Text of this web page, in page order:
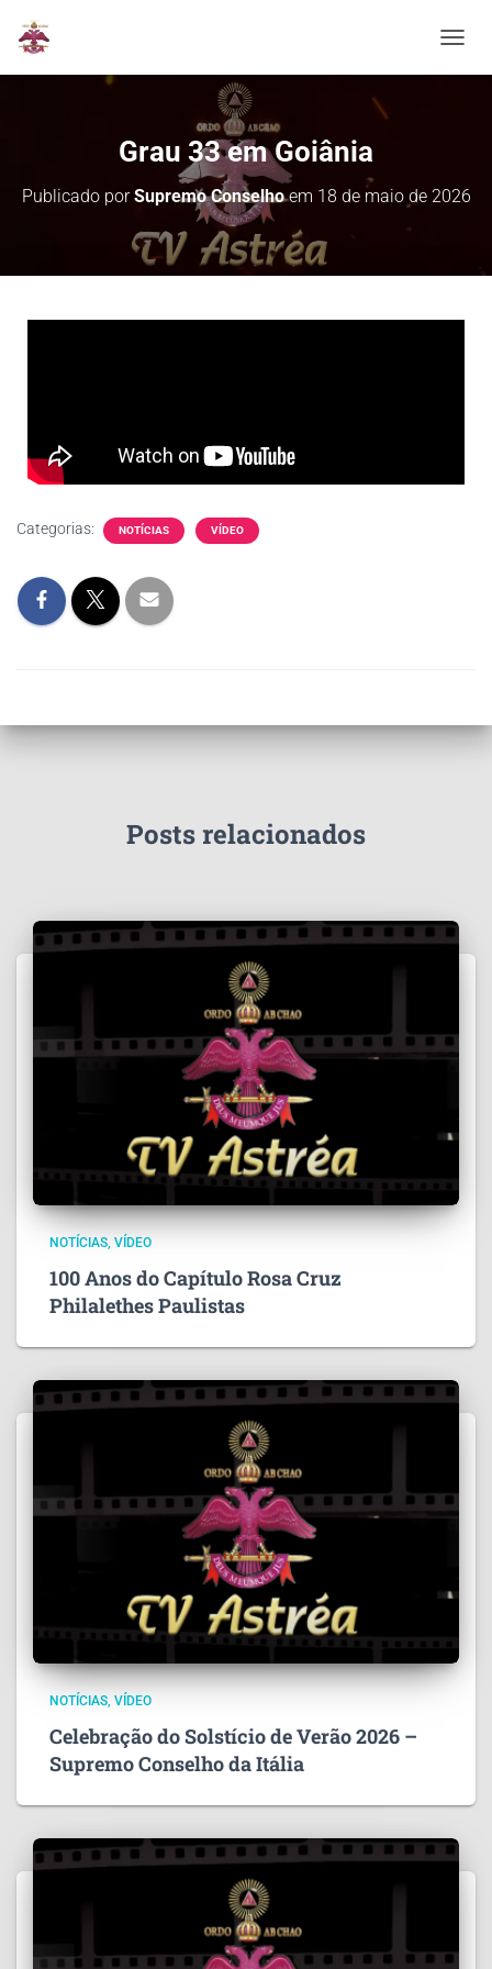
Grau 33 em Goiânia
Publicado porSupremo Conselhoem 18 de maio de 2026
Categorias: NOTÍCIAS VÍDEO
Posts relacionados
NOTÍCIAS VÍDEO
100 Anos do Capítulo Rosa Cruz
Philalethes Paulistas
NOTÍCIAS VÍDEO
Celebração do Solstício de Verão 2026 –
Supremo Conselho da Itália